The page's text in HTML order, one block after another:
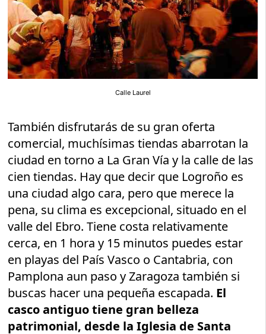
Calle Laurel
También disfrutarás de su gran oferta
comercial, muchísimas tiendas abarrotan la
ciudad en torno a La Gran Vía y la calle de las
cien tiendas. Hay que decir que Logroño es
una ciudad algo cara, pero que merece la
pena, su clima es excepcional, situado en el
valle del Ebro. Tiene costa relativamente
cerca, en 1 hora y 15 minutos puedes estar
en playas del País Vasco o Cantabria, con
Pamplona aun paso y Zaragoza también si
buscas hacer una pequeña escapada. El
casco antiguo tiene gran belleza
patrimonial, desde la Iglesia de Santa